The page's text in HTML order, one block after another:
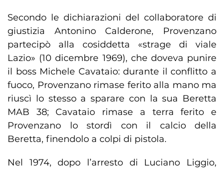
Secondo le dichiarazioni del collaboratore di
giustizia Antonino Calderone, Provenzano
partecipò alla cosiddetta «strage di viale
Lazio» (10 dicembre 1969), che doveva punire
il boss Michele Cavataio: durante il conflitto a
fuoco, Provenzano rimase ferito alla mano ma
riuscì lo stesso a sparare con la sua Beretta
MAB 38; Cavataio rimase a terra ferito e
Provenzano lo stordì con il calcio della
Beretta, finendolo a colpi di pistola.
Nel 1974, dopo l’arresto di Luciano Liggio,